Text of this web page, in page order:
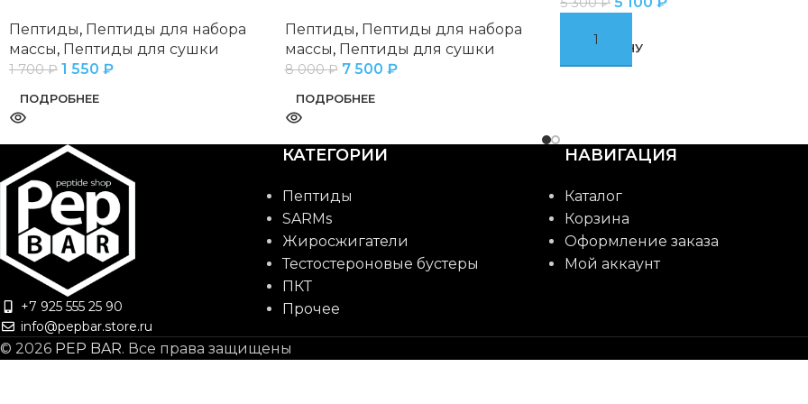
Пептиды, Пептиды для набора
массы, Пептиды для сушки
1 700₽ 1 550 ₽
ПОДРОБНЕЕ
Пептиды, Пептиды для набора
массы, Пептиды для сушки
8 000₽ 7 500 ₽
ПОДРОБНЕЕ
В КОРЗИНУ
+7 925 555 25 90
info@pepbar.store.ru
КАТЕГОРИИ
Пептиды
SARMs
Жиросжигатели
Тестостероновые бустеры
ПКТ
Прочее
НАВИГАЦИЯ
Каталог
Корзина
Оформление заказа
Мой аккаунт
© 2026 PEP BAR. Все права защищены